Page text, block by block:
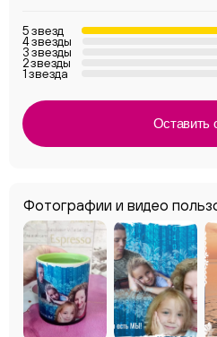
Фотографии и видео
5 звезд
4 звезды
3 звезды
2 звезды
1 звезда
Оставить